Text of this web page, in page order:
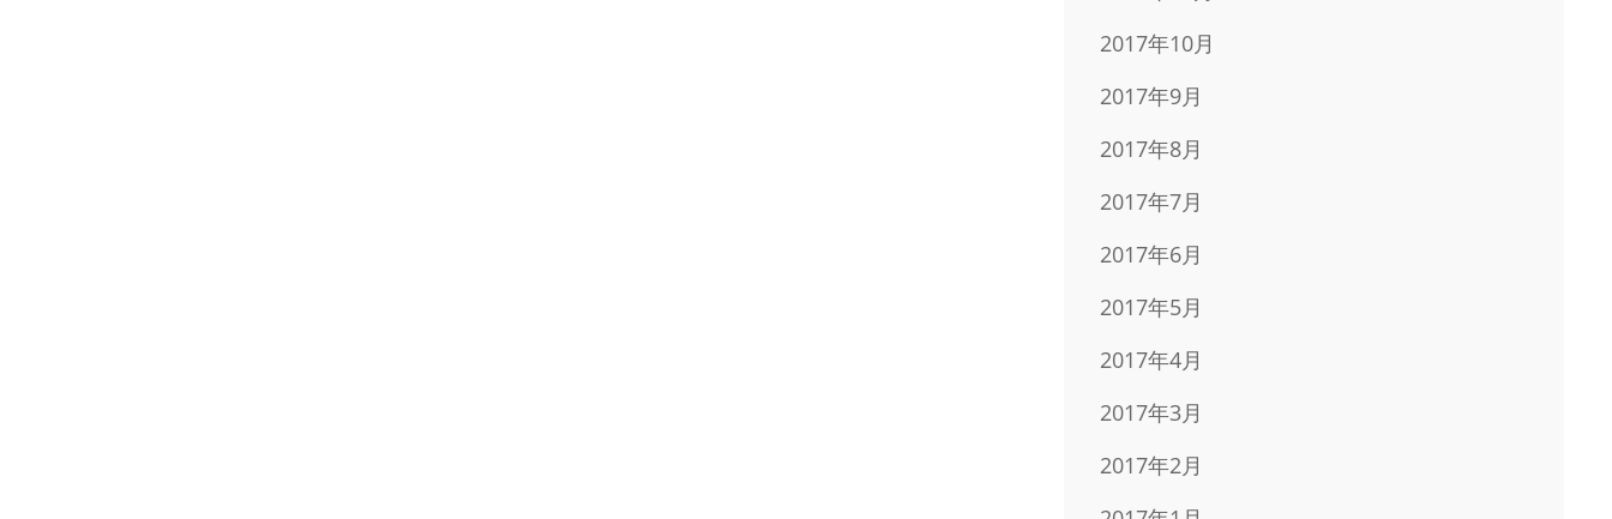
2017年10月
2017年9月
2017年8月
2017年7月
2017年6月
2017年5月
2017年4月
2017年3月
2017年2月